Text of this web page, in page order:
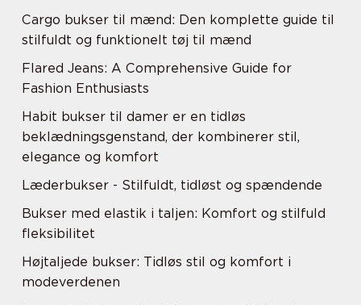
Cargo bukser til mænd: Den komplette guide til
stilfuldt og funktionelt tøj til mænd
Flared Jeans: A Comprehensive Guide for
Fashion Enthusiasts
Habit bukser til damer er en tidløs
beklædningsgenstand, der kombinerer stil,
elegance og komfort
Læderbukser - Stilfuldt, tidløst og spændende
Bukser med elastik i taljen: Komfort og stilfuld
fleksibilitet
Højtaljede bukser: Tidløs stil og komfort i
modeverdenen